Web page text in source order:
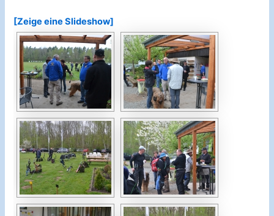
[Zeige eine Slideshow]